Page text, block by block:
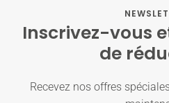
Inscrivez-vous
de
Recevez nos offres